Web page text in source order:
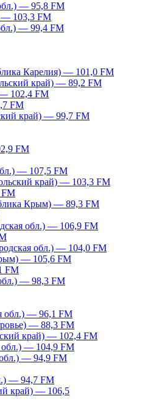
— 95,8 FM
— 103,3 FM
— 99,4 FM
Карелия) — 101,0 FM
край) — 89,2 FM
102,4 FM
FM
край) — 99,7 FM
FM
— 107,5 FM
край) — 103,3 FM
FM
Крым) — 89,3 FM
обл.) — 106,9 FM
обл.) — 104,0 FM
— 105,6 FM
FM
— 98,3 FM
обл.) — 96,1 FM
— 88,3 FM
край) — 102,4 FM
обл.) — 104,9 FM
— 94,9 FM
— 94,7 FM
край) — 106,5